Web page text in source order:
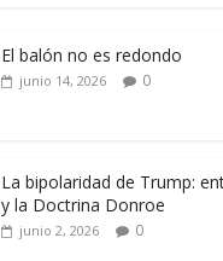
El balón no es redondo
junio 14, 2026 0
La bipolaridad de Trump:
y la Doctrina Donroe
junio 2, 2026 0